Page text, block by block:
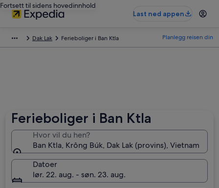
Fortsett til sidens hovedinnhold
Last ned appen
Dak Lak Ferieboliger i Ban Ktla Planlegg reisen din
Ferieboliger i Ban Ktla
Hvor vil du hen?
Ban Ktla, Krông Búk, Dak Lak (provins), Vietnam
Datoer
lør. 22. aug. - søn. 23. aug.